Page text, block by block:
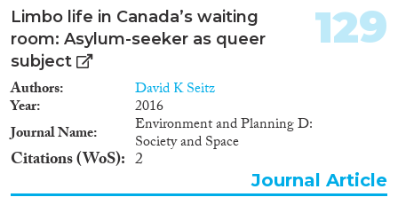
gesprekken gevoerd met
relevante spelers in de
uitvoeringspraktijk, de
organisaties. Ook is verkennend
onderzoek gedaan naar de
uitvoeringspraktijk rondom
identificatie, leeftijdsbepaling en
registratie in Italië en
Griekenland, omdat dit landen
zijn waar asielzoekers vaak
Limbo life in Canada’s waiting
room: Asylum-seeker as queer
subject
Authors David K Seitz
Year
2016
Journal Name
Environment and Planning D:
Society and Space
Citations (WoS) 2
129
Journal Article